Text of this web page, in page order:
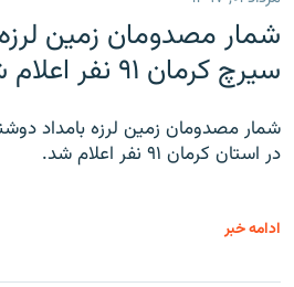
شمار مصدومان زمین
سیرچ کرمان ۹۱ نفر اعلام شد
شمار مصدومان زمین لرزه بامداد
در استان کرمان ۹۱ نفر اعلام شد.
ادامه خبر